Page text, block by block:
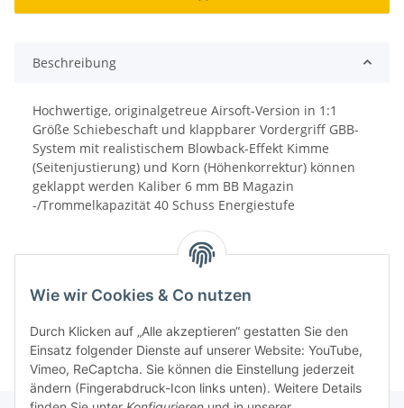
Wie wir Cookies & Co nutzen
Durch Klicken auf „Alle akzeptieren“ gestatten Sie den
Einsatz folgender Dienste auf unserer Website: YouTube,
Vimeo, ReCaptcha. Sie können die Einstellung jederzeit
ändern (Fingerabdruck-Icon links unten). Weitere Details
Beschreibung
Hochwertige, originalgetreue Airsoft-Version in 1:1
Größe Schiebeschaft und klappbarer Vordergriff GBB-
System mit realistischem Blowback-Effekt Kimme
(Seitenjustierung) und Korn (Höhenkorrektur) können
geklappt werden Kaliber 6 mm BB Magazin
-/Trommelkapazität 40 Schuss Energiestufe